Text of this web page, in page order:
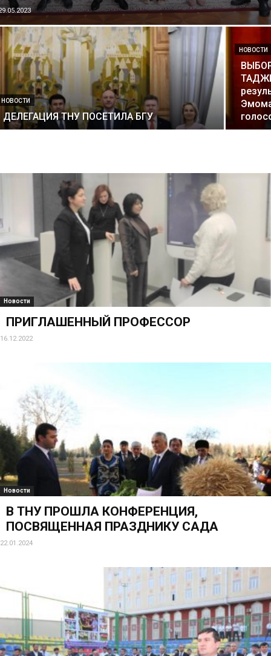
НОВОСТИ
ДЕЛЕГАЦИЯ ТНУ ПОСЕТИЛА БГУ
НОВОСТИ
Новости
ПРИГЛАШЕННЫЙ ПРОФЕССОР
16.12.2022
Новости
В ТНУ ПРОШЛА КОНФЕРЕНЦИЯ,
ПОСВЯЩЕННАЯ ПРАЗДНИКУ САДА
22.01.2024